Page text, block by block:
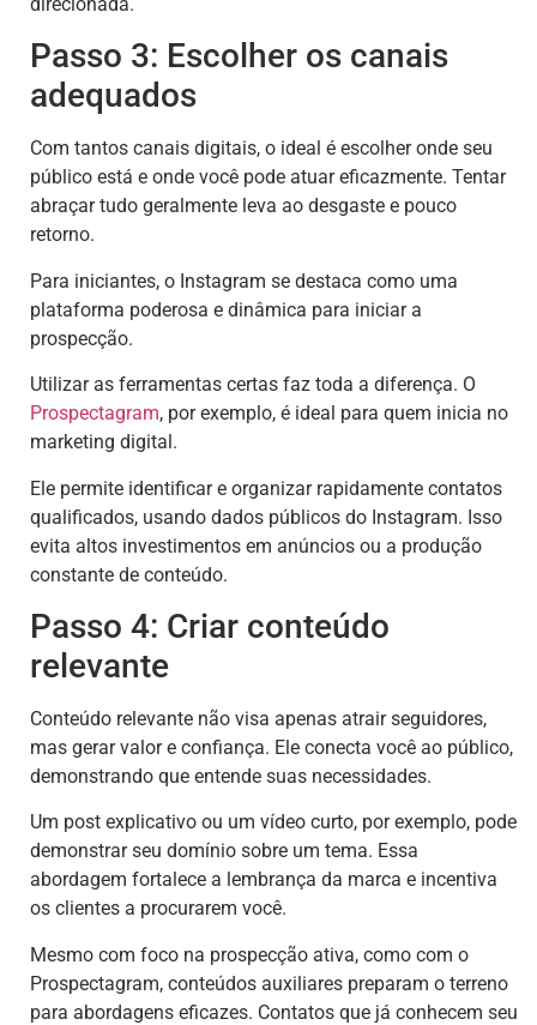
Passo 3: Escolher os canais
adequados
Com tantos canais digitais, o ideal é escolher onde seu
público está e onde você pode atuar eficazmente. Tentar
abraçar tudo geralmente leva ao desgaste e pouco
retorno.
Para iniciantes, o Instagram se destaca como uma
plataforma poderosa e dinâmica para iniciar a
prospecção.
Utilizar as ferramentas certas faz toda a diferença. O
Prospectagram, por exemplo, é ideal para quem inicia no
marketing digital.
Ele permite identificar e organizar rapidamente contatos
qualificados, usando dados públicos do Instagram. Isso
evita altos investimentos em anúncios ou a produção
constante de conteúdo.
Passo 4: Criar conteúdo
relevante
Conteúdo relevante não visa apenas atrair seguidores,
mas gerar valor e confiança. Ele conecta você ao público,
demonstrando que entende suas necessidades.
Um post explicativo ou um vídeo curto, por exemplo, pode
demonstrar seu domínio sobre um tema. Essa
abordagem fortalece a lembrança da marca e incentiva
os clientes a procurarem você.
Mesmo com foco na prospecção ativa, como com o
Prospectagram, conteúdos auxiliares preparam o terreno
para abordagens eficazes. Contatos que já conhecem seu